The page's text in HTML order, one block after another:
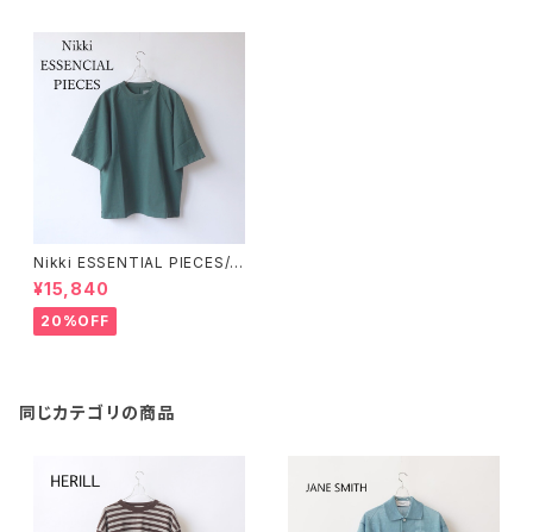
Nikki ESSENTIAL PIECES/ニ
ッキエッセンシャルピーシーズ・
Cotton Open end Yarn T-s
hirt
¥15,840
20%OFF
同じカテゴリの商品